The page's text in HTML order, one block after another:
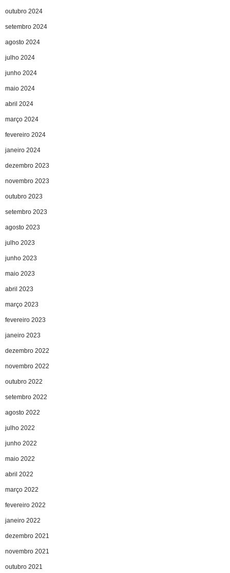
outubro 2024
setembro 2024
agosto 2024
julho 2024
junho 2024
maio 2024
abril 2024
março 2024
fevereiro 2024
janeiro 2024
dezembro 2023
novembro 2023
outubro 2023
setembro 2023
agosto 2023
julho 2023
junho 2023
maio 2023
abril 2023
março 2023
fevereiro 2023
janeiro 2023
dezembro 2022
novembro 2022
outubro 2022
setembro 2022
agosto 2022
julho 2022
junho 2022
maio 2022
abril 2022
março 2022
fevereiro 2022
janeiro 2022
dezembro 2021
novembro 2021
outubro 2021